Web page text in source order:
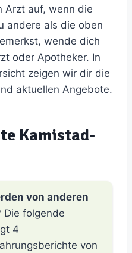
Arzt auf, wenn die
andere als die oben
wende dich
oder Apotheker. In
zeigen wir dir die
aktuellen Angebote.
Kamistad-
von anderen
Die folgende
4
von